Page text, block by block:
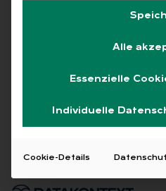
Keine Beiträge gefunden
Alle
Essenzielle
Individuelle
Cookie-Details